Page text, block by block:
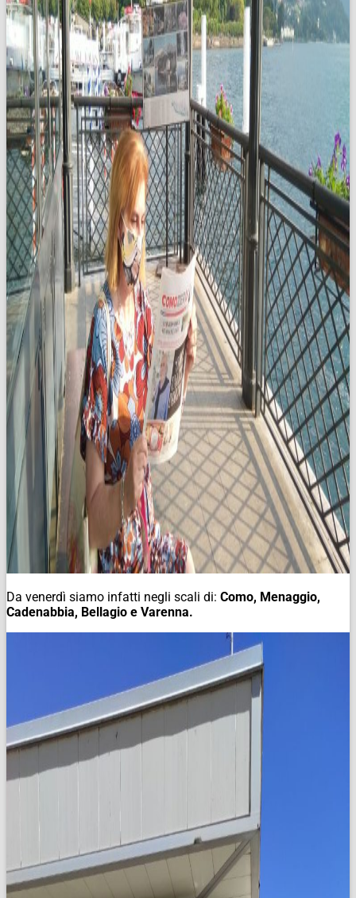
Da venerdì siamo infatti negli scali di: Como, Menaggio,
Cadenabbia, Bellagio e Varenna.